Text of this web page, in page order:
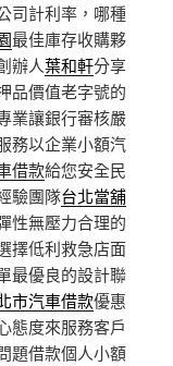
司計利率，哪種
最佳庫存收購夥
辦人葉和軒分享
品價值老字號的
業讓銀行審核嚴
務以企業小額汽
借款給您安全民
驗團隊台北當舖
性無壓力合理的
擇低利救急店面
最優良的設計聯
市汽車借款優惠
態度來服務客戶
題借款個人小額